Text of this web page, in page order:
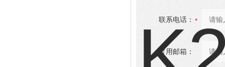
联系电话：
常用邮箱：